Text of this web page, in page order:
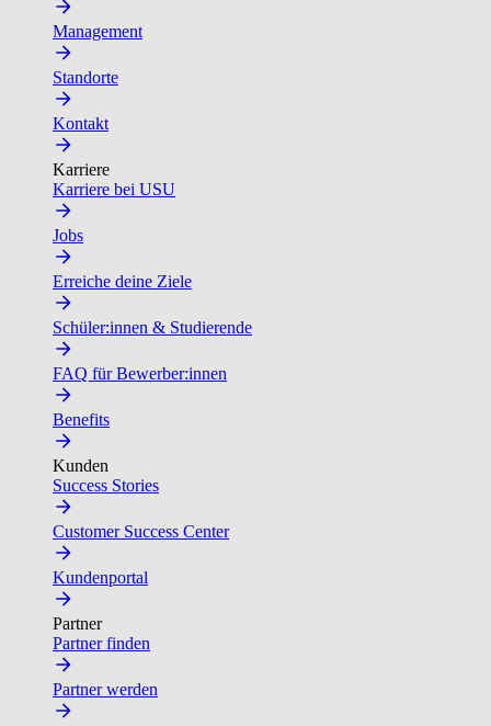
Management
Standorte
Kontakt
Karriere
Karriere bei USU
Jobs
Erreiche deine Ziele
Schüler:innen & Studierende
FAQ für Bewerber:innen
Benefits
Kunden
Success Stories
Customer Success Center
Kundenportal
Partner
Partner finden
Partner werden